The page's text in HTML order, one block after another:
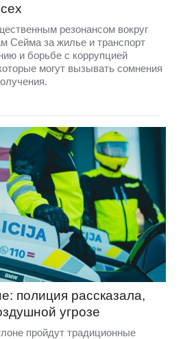
резонансом вокруг
Сейма за жилье и транспорт
и борьбе с коррупцией
могут вызывать сомнения
полиция рассказала,
угрозе
пройдут традиционные